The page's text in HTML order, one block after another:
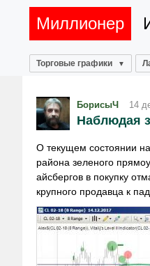
Миллионер
Торговые графики
БорисыЧ 14
Наблюдая
О текущем состоянии
района зеленого
айсбергов в покупку
крупного продавца к